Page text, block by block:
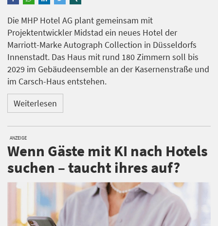
Die MHP Hotel AG plant gemeinsam mit
Projektentwickler Midstad ein neues Hotel der
Marriott-Marke Autograph Collection in Düsseldorfs
Innenstadt. Das Haus mit rund 180 Zimmern soll bis
2029 im Gebäudeensemble an der Kasernenstraße und
im Carsch-Haus entstehen.
Weiterlesen
ANZEIGE
Wenn Gäste mit KI nach Hotels
suchen – taucht ihres auf?